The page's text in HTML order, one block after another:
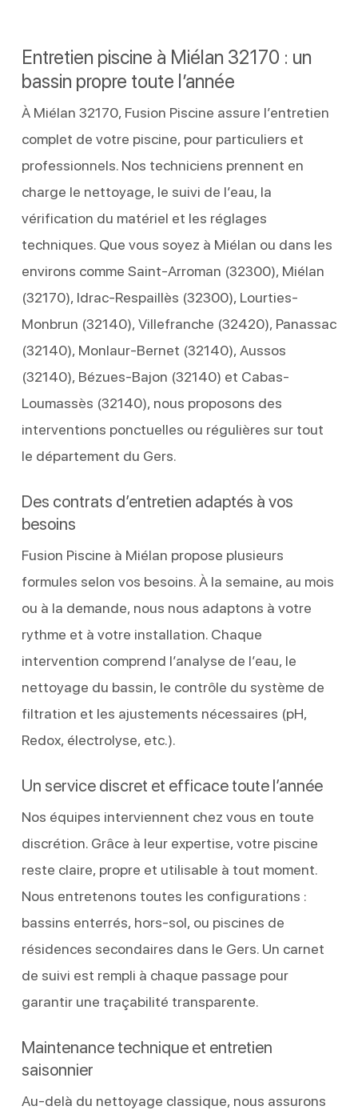
Entretien piscine à Miélan 32170 : un
bassin propre toute l’année
À Miélan 32170, Fusion Piscine assure l’entretien
complet de votre piscine, pour particuliers et
professionnels. Nos techniciens prennent en
charge le nettoyage, le suivi de l’eau, la
vérification du matériel et les réglages
techniques. Que vous soyez à Miélan ou dans les
environs comme Saint-Arroman (32300), Miélan
(32170), Idrac-Respaillès (32300), Lourties-
Monbrun (32140), Villefranche (32420), Panassac
(32140), Monlaur-Bernet (32140), Aussos
(32140), Bézues-Bajon (32140) et Cabas-
Loumassès (32140), nous proposons des
interventions ponctuelles ou régulières sur tout
le département du Gers.
Des contrats d’entretien adaptés à vos
besoins
Fusion Piscine à Miélan propose plusieurs
formules selon vos besoins. À la semaine, au mois
ou à la demande, nous nous adaptons à votre
rythme et à votre installation. Chaque
intervention comprend l’analyse de l’eau, le
nettoyage du bassin, le contrôle du système de
filtration et les ajustements nécessaires (pH,
Redox, électrolyse, etc.).
Un service discret et efficace toute l’année
Nos équipes interviennent chez vous en toute
discrétion. Grâce à leur expertise, votre piscine
reste claire, propre et utilisable à tout moment.
Nous entretenons toutes les configurations :
bassins enterrés, hors-sol, ou piscines de
résidences secondaires dans le Gers. Un carnet
de suivi est rempli à chaque passage pour
garantir une traçabilité transparente.
Maintenance technique et entretien
saisonnier
Au-delà du nettoyage classique, nous assurons